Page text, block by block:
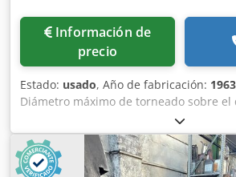
Información de
precio
Estado: usado, Año de fabricación: 1963
Diámetro máximo de torneado sobre el
Diámetro máximo de torneado sobre el
mm Longitud de torneado: 3150 mm
centros: 3150 mm Diámetro máximo
husillo: 1200 mm Longitud del husillo: